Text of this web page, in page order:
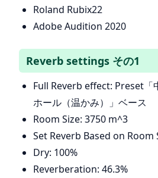
Roland Rubix22
Adobe Audition 2020
Reverb settings その1
Full Reverb effect: Preset「
ホール（温かみ）」ベース
Room Size: 3750 m^3
Set Reverb Based on Room
Dry: 100%
Reverberation: 46.3%